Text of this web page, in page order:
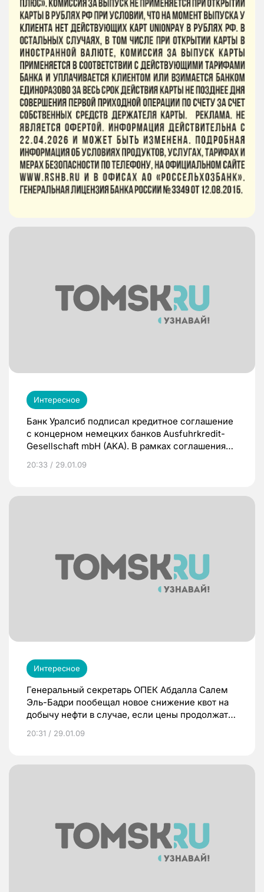
Интересное
Банк Уралсиб подписал кредитное соглашение
с концерном немецких банков Ausfuhrkredit-
Gesellschaft mbH (AKA). В рамках соглашения
покупательский кредит в размере 1,8 млн. евро
20:33 / 29.01.09
Интересное
Генеральный секретарь ОПЕК Абдалла Салем
Эль-Бадри пообещал новое снижение квот на
добычу нефти в случае, если цены продолжат
сокращения квот будут выполнены.
20:31 / 29.01.09